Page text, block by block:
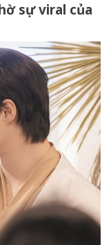
sự viral của